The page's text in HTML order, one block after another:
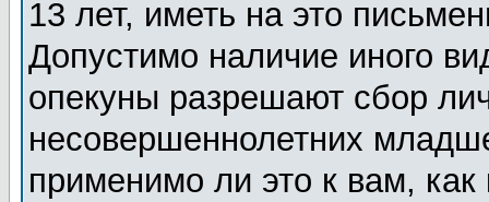
13 лет, иметь на это
Допустимо наличие иного
опекуны разрешают сбор
несовершеннолетних
применимо ли это к вам,